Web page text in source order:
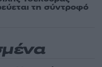
τη σύντροφό